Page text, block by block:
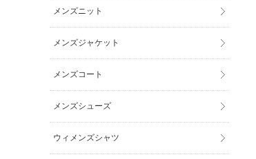
メンズニット
メンズジャケット
メンズコート
メンズシューズ
ウィメンズシャツ